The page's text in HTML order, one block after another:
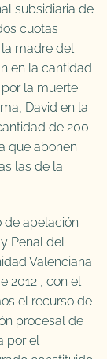
subsidiaria de
cuotas
madre del
en la cantidad
la muerte
David en la
de 200
que abonen
las de la
de apelación
Penal del
Valenciana
2012 , con el
el recurso de
procesal de
por el